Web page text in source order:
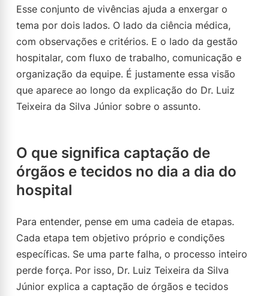
Esse conjunto de vivências ajuda a enxergar o
tema por dois lados. O lado da ciência médica,
com observações e critérios. E o lado da gestão
hospitalar, com fluxo de trabalho, comunicação e
organização da equipe. É justamente essa visão
que aparece ao longo da explicação do Dr. Luiz
Teixeira da Silva Júnior sobre o assunto.
O que significa captação de
órgãos e tecidos no dia a dia do
hospital
Para entender, pense em uma cadeia de etapas.
Cada etapa tem objetivo próprio e condições
específicas. Se uma parte falha, o processo inteiro
perde força. Por isso, Dr. Luiz Teixeira da Silva
Júnior explica a captação de órgãos e tecidos